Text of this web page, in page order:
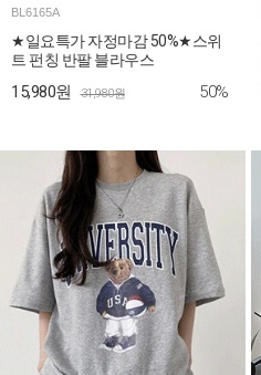
BL6165A
★일요특가 자정마감 50%★스위
트 펀칭 반팔 블라우스
15,980원 31,980원 50%